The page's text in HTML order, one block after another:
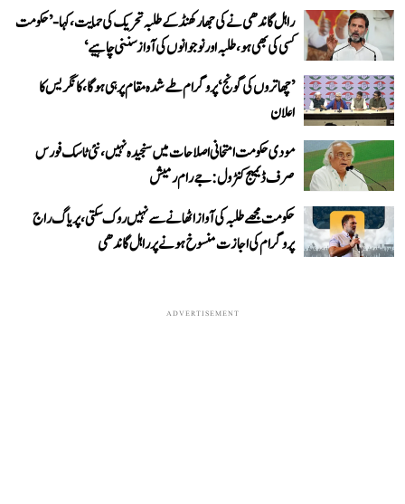
راہل گاندھی نے کی جھارکھنڈ کے طلبہ تحریک کی حمایت، کہا- ’حکومت
کسی کی بھی ہو، طلبہ اور نوجوانوں کی آواز سننی چاہیے‘
’چھاتروں کی گونج‘ پروگرام طے شدہ مقام پر ہی ہوگا، کانگریس کا
اعلان
مودی حکومت امتحانی اصلاحات میں سنجیدہ نہیں، نئی ٹاسک فورس
صرف ڈیمیج کنٹرول: جے رام رمیش
حکومت مجھے طلبہ کی آواز اٹھانے سے نہیں روک سکتی، پریاگ راج
پروگرام کی اجازت منسوخ ہونے پر راہل گاندھی
ADVERTISEMENT